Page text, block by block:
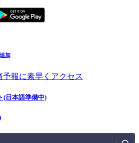
加
報に素早くアクセス
(日本語準備中)